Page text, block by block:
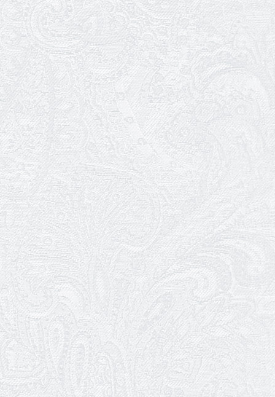
Ювілей Володимира Гури
31.12.2025
Щасливого Нового року!
30.12.2025
Останні овації 2025 року
29.12.2025
Графік роботи каси 31 грудня та 1
січня
26.12.2025
Пішов з життя Микола Унтілов
24.12.2025
Вітаємо з 10-річчям вистави «Ніч
перед Різдвом»!
23.12.2025